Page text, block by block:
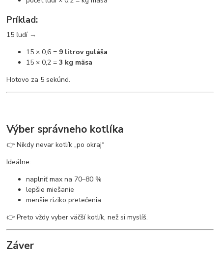
Príklad:
15 ľudí →
15 × 0,6 = 9 litrov guláša
15 × 0,2 =3 kg mäsa
Hotovo za 5 sekúnd.
Výber správneho kotlíka
👉 Nikdy nevar kotlík „po okraj“
Ideálne:
naplniť max na 70–80 %
lepšie miešanie
menšie riziko pretečenia
👉 Preto vždy vyber väčší kotlík, než si myslíš.
Záver